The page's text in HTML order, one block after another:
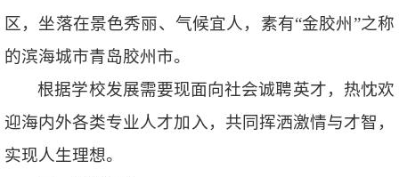
区，坐落在景色秀丽、气候宜人，素有“金胶州”之称
的滨海城市青岛胶州市。
根据学校发展需要现面向社会诚聘英才，热忱欢
迎海内外各类专业人才加入，共同挥洒激情与才智，
实现人生理想。